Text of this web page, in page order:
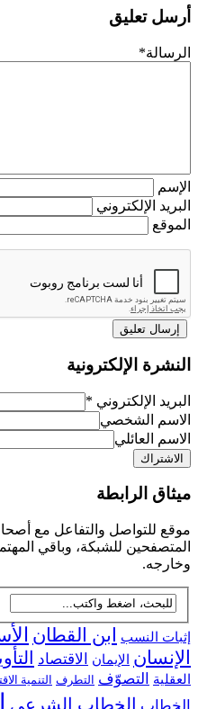
تعليق
*
الإلكتروني
الإلكترونية
الإلكتروني*
الشخصي
العائلي
الرابطة
للتواصل والتفاعل مع أصحاب
للشبكة، وباقي المهتمين
النسب ابن القطانالأسرة
الإيمان الاقتصاد التأويل
التصوّف التطرف التنمية الاقتصادية
الخطاب الشرعي